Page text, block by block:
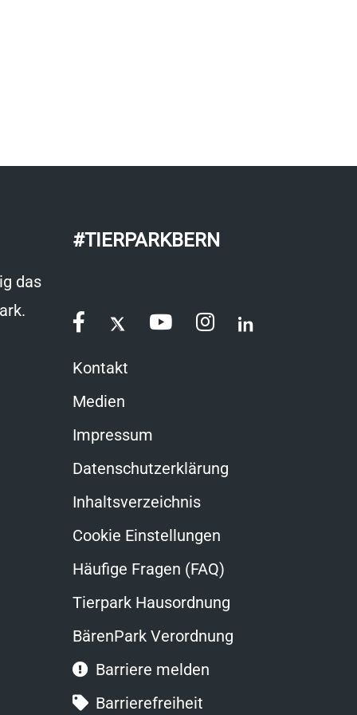
das
#TIERPARKBERN
Kontakt
Medien
Impressum
Datenschutzerklärung
Inhaltsverzeichnis
Cookie Einstellungen
Häufige Fragen (FAQ)
Tierpark Hausordnung
BärenPark Verordnung
Barriere melden
Barrierefreiheit